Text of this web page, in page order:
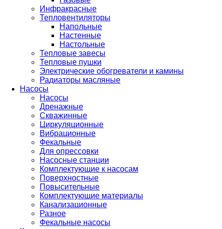
Инфракрасные
Тепловентиляторы
Напольные
Настенные
Настольные
Тепловые завесы
Тепловые пушки
Электрические обогреватели и камины
Радиаторы масляные
Насосы
Насосы
Дренажные
Скважинные
Циркуляционные
Вибрационные
Фекальные
Для опрессовки
Насосные станции
Комплектующие к насосам
Поверхностные
Повысительные
Комплектующие материалы
Канализационные
Разное
Фекальные насосы